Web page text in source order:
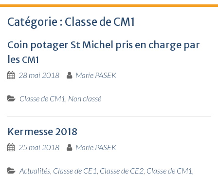
Catégorie : Classe de CM1
Coin potager St Michel pris en charge par
les CM1
28 mai 2018 Marie PASEK
Classe de CM1, Non classé
Kermesse 2018
25 mai 2018 Marie PASEK
Actualités, Classe de CE1, Classe de CE2, Classe de CM1,